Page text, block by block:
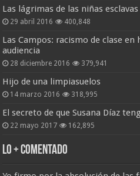
Las lágrimas de las niñas
29 abril 2016 400,848
Las Campos: racismo de clase
audiencia
28 diciembre 2016 379,941
Hijo de una limpiasuelos
14 marzo 2016 318,995
El secreto de que Susana Díaz
22 mayo 2017 162,895
Lo + Comentado